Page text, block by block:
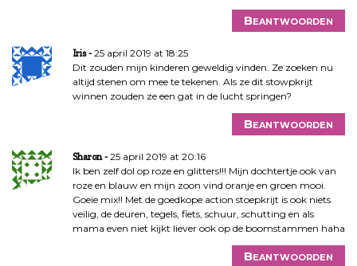
Beantwoorden
Iris
25 april 2019 at 18:25
Dit zouden mijn kinderen geweldig vinden. Ze zoeken nu
altijd stenen om mee te tekenen. Als ze dit stowpkrijt
winnen zouden ze een gat in de lucht springen?
Beantwoorden
Sharon
25 april 2019 at 20:16
Ik ben zelf dol op roze en glitters!!! Mijn dochtertje ook van
roze en blauw en mijn zoon vind oranje en groen mooi.
Goeie mix!! Met de goedkope action stoepkrijt is ook niets
veilig, de deuren, tegels, fiets, schuur, schutting en als
mama even niet kijkt liever ook op de boomstammen haha
Beantwoorden